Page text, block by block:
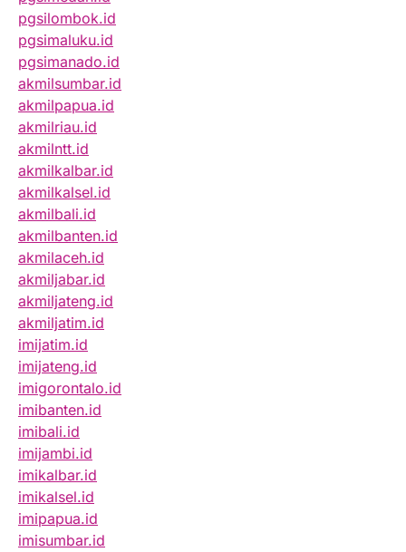
pgsilombok.id
pgsimaluku.id
pgsimanado.id
akmilsumbar.id
akmilpapua.id
akmilriau.id
akmilntt.id
akmilkalbar.id
akmilkalsel.id
akmilbali.id
akmilbanten.id
akmilaceh.id
akmiljabar.id
akmiljateng.id
akmiljatim.id
imijatim.id
imijateng.id
imigorontalo.id
imibanten.id
imibali.id
imijambi.id
imikalbar.id
imikalsel.id
imipapua.id
imisumbar.id